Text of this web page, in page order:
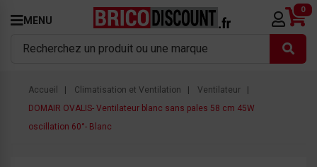
MENU
0
Accueil Climatisation et Ventilation
Ventilateur
DOMAIR OVALIS- Ventilateur blanc sans pales 58 cm 45W
oscillation 60°- Blanc